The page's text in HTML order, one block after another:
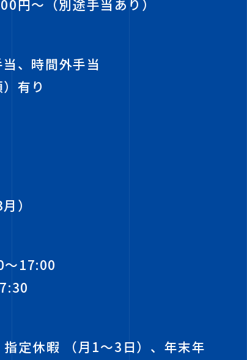
円～（別途手当あり）
、時間外手当
有り
）
～17:00
指定休暇 （月1～3日）、年末年